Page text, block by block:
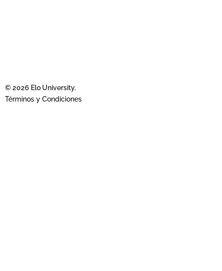
© 2026 Elo University.
Términos y Condiciones